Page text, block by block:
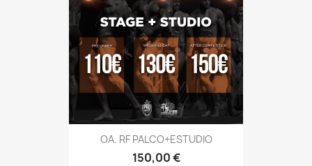
OA. RF PALCO+ESTUDIO
Preço
150,00 €